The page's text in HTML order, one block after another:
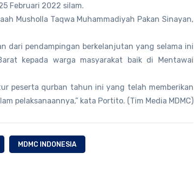
Februari 2022 silam.
Musholla Taqwa Muhammadiyah Pakan Sinayan,
dari pendampingan berkelanjutan yang selama ini
kepada warga masyarakat baik di Mentawai
peserta qurban tahun ini yang telah memberikan
pelaksanaannya,” kata Portito. (Tim Media MDMC)
MDMC INDONESIA